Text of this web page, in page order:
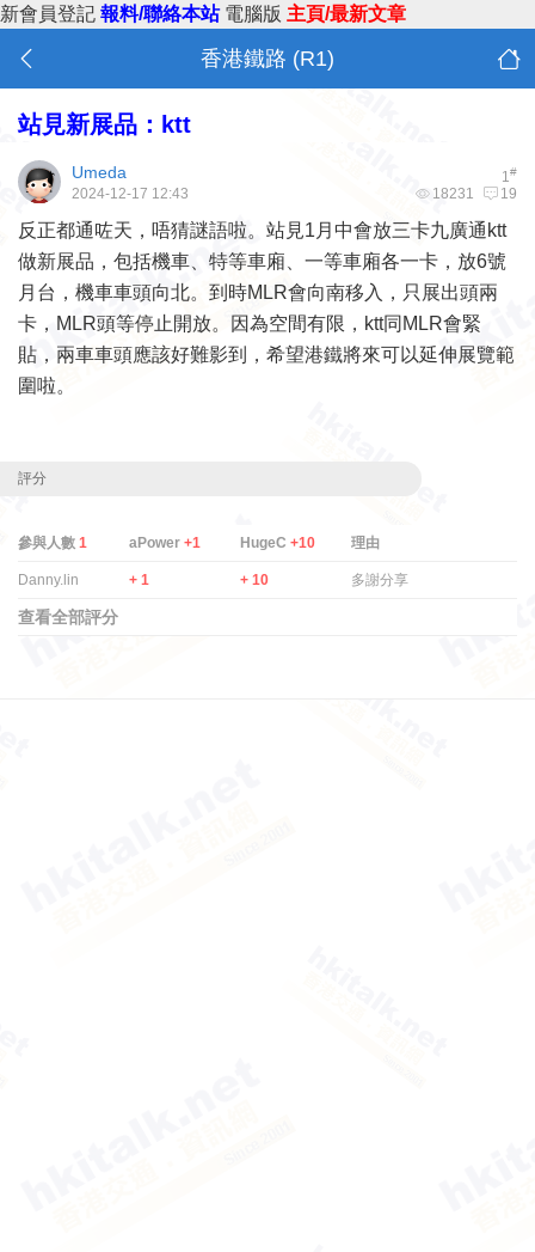
新會員登記 報料/聯絡本站 電腦版 主頁/最新文章
香港鐵路 (R1)
站見新展品：ktt
1#
Umeda
18231 19
2024-12-17 12:43
反正都通咗天，唔猜謎語啦。站見1月中會放三卡九廣通ktt
做新展品，包括機車、特等車廂、一等車廂各一卡，放6號
月台，機車車頭向北。到時MLR會向南移入，只展出頭兩
卡，MLR頭等停止開放。因為空間有限，ktt同MLR會緊
貼，兩車車頭應該好難影到，希望港鐵將來可以延伸展覽範
圍啦。
評分
參與人數 1 aPower +1 HugeC +10 理由
Danny.lin + 1 + 10 多謝分享
查看全部評分